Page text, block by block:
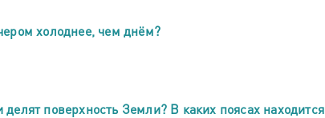
холоднее, чем днём?
поверхность Земли? В каких поясах находится